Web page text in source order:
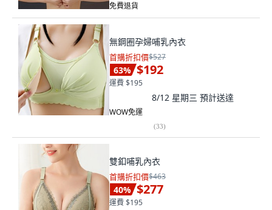
免費退貨
無鋼圈孕婦哺乳內衣
首購折扣價$527
63% $192
運費 $195
8/12 星期三 預計送達
WOW免運
(33)
雙釦哺乳內衣
首購折扣價$463
40% $277
運費 $195